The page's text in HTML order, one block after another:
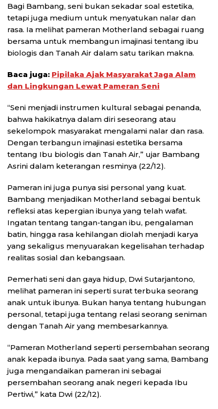
Bagi Bambang, seni bukan sekadar soal estetika,
tetapi juga medium untuk menyatukan nalar dan
rasa. Ia melihat pameran Motherland sebagai ruang
bersama untuk membangun imajinasi tentang ibu
biologis dan Tanah Air dalam satu tarikan makna.
Baca juga: Pipilaka Ajak Masyarakat Jaga Alam
dan Lingkungan Lewat Pameran Seni
“Seni menjadi instrumen kultural sebagai penanda,
bahwa hakikatnya dalam diri seseorang atau
sekelompok masyarakat mengalami nalar dan rasa.
Dengan terbangun imajinasi estetika bersama
tentang Ibu biologis dan Tanah Air,” ujar Bambang
Asrini dalam keterangan resminya (22/12).
Pameran ini juga punya sisi personal yang kuat.
Bambang menjadikan Motherland sebagai bentuk
refleksi atas kepergian ibunya yang telah wafat.
Ingatan tentang tangan-tangan ibu, pengalaman
batin, hingga rasa kehilangan diolah menjadi karya
yang sekaligus menyuarakan kegelisahan terhadap
realitas sosial dan kebangsaan.
Pemerhati seni dan gaya hidup, Dwi Sutarjantono,
melihat pameran ini seperti surat terbuka seorang
anak untuk ibunya. Bukan hanya tentang hubungan
personal, tetapi juga tentang relasi seorang seniman
dengan Tanah Air yang membesarkannya.
“Pameran Motherland seperti persembahan seorang
anak kepada ibunya. Pada saat yang sama, Bambang
juga mengandaikan pameran ini sebagai
persembahan seorang anak negeri kepada Ibu
Pertiwi,” kata Dwi (22/12).